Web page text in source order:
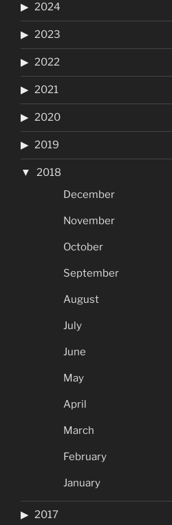
2024
2023
2022
2021
2020
2019
2018
December
November
October
September
August
July
June
May
April
March
February
January
2017